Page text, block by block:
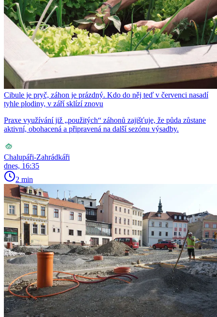
Cibule je pryč, záhon je prázdný. Kdo do něj teď v červenci nasadí
tyhle plodiny, v září sklízí znovu
Praxe využívání již „použitých“ záhonů zajišťuje, že půda zůstane
aktivní, obohacená a připravená na další sezónu výsadby.
Chalupáři-Zahrádkáři
dnes, 16:35
2 min